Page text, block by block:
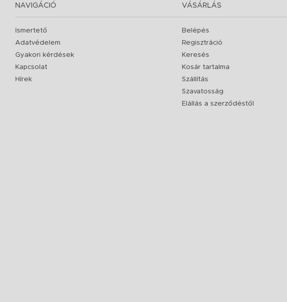
NAVIGÁCIÓ
Ismertető
Adatvédelem
Gyakori kérdések
Kapcsolat
Hírek
VÁSÁRLÁS
Belépés
Regisztráció
Keresés
Kosár tartalma
Szállítás
Szavatosság
Elállás a szerződéstől